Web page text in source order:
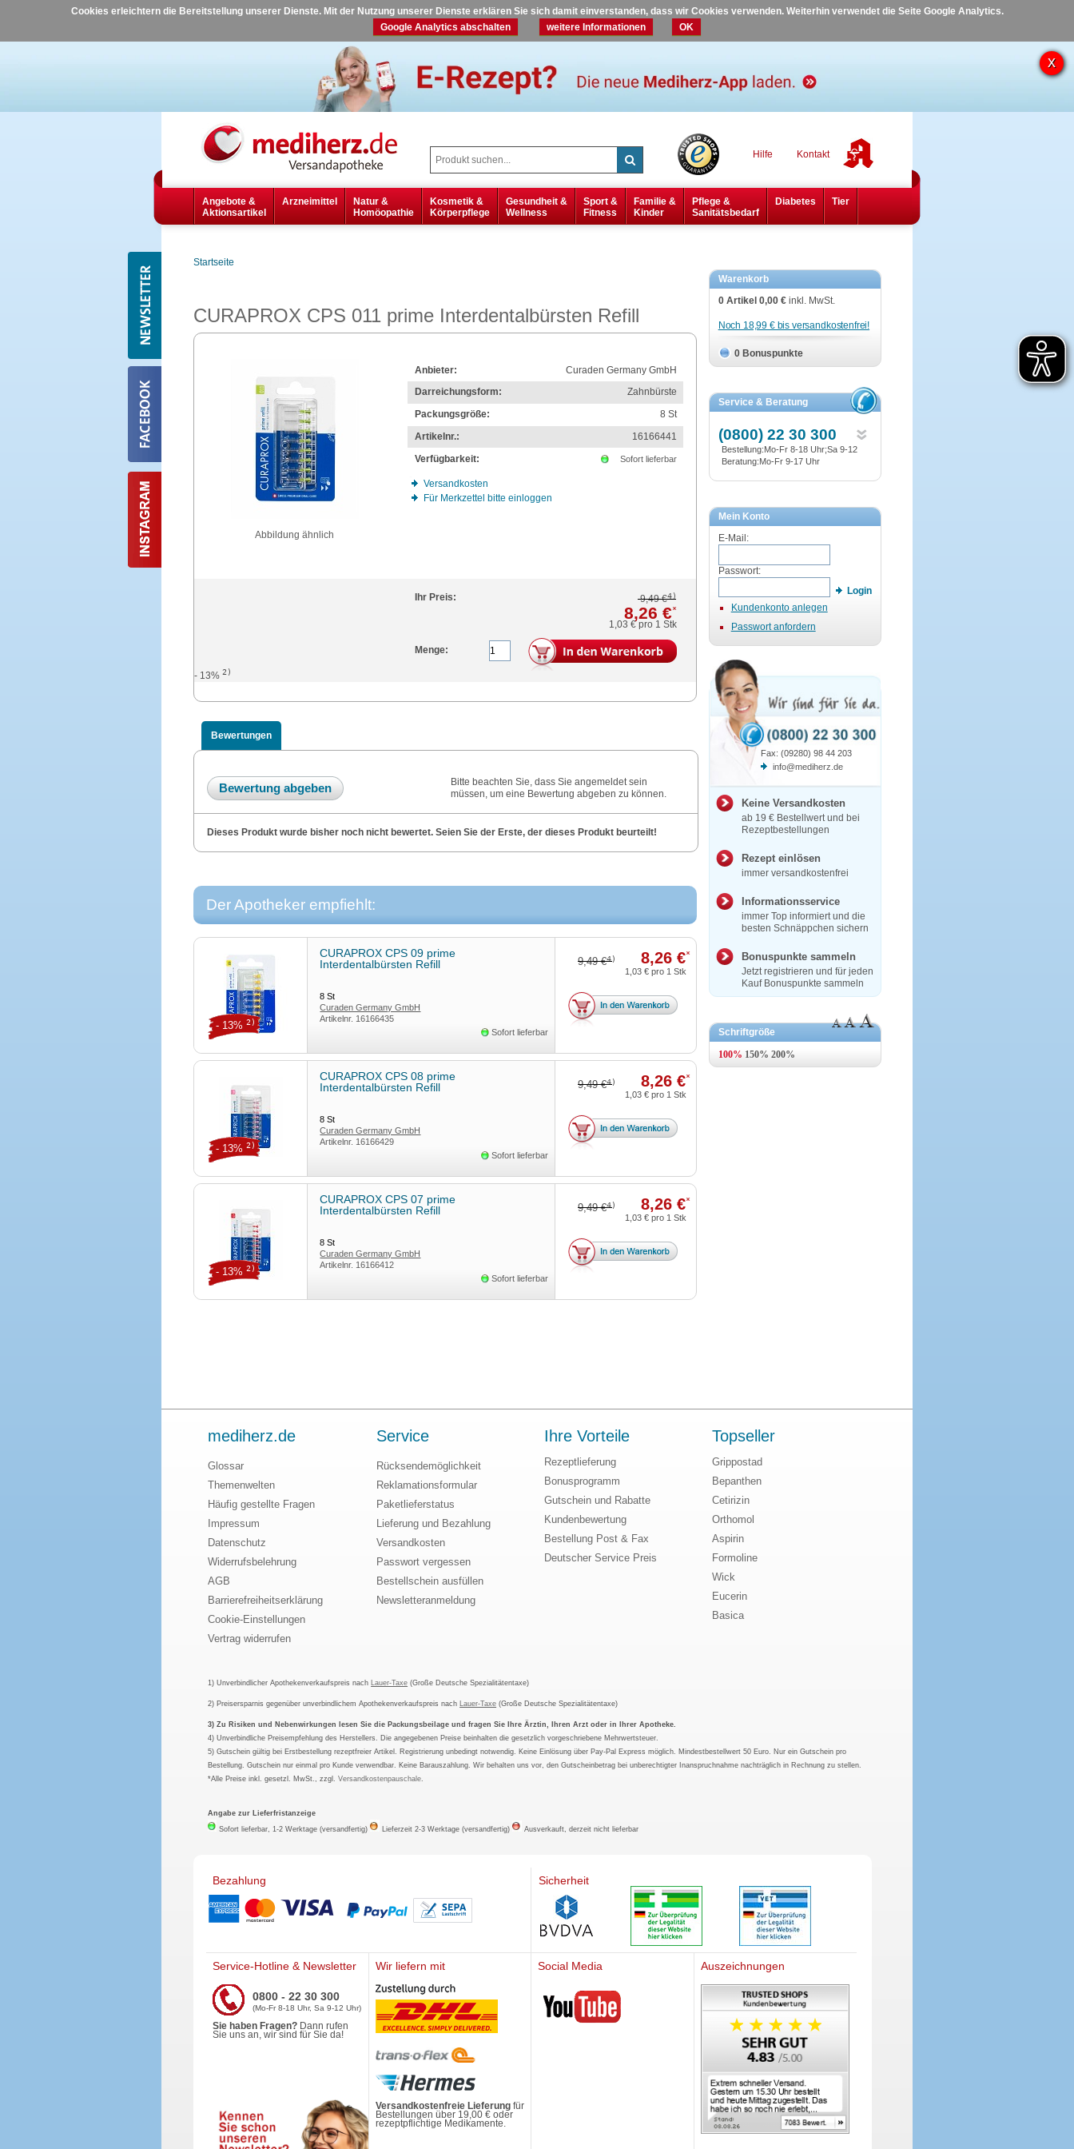
Cookies erleichtern die Bereitstellung unserer Dienste. Mit der Nutzung unserer Dienste erklären Sie sich damit einverstanden, dass wir Cookies verwenden. Weiterhin verwendet die Seite Google Analytics.
Google Analytics abschalten
weitere Informationen OK
Hilfe Kontakt
Angebote &
Aktionsartikel
Arzneimittel
Natur &
Homöopathie
Kosmetik &
Körperpflege
Gesundheit &
Wellness
Sport &
Fitness
Familie &
Kinder
Pflege &
Sanitätsbedarf
Diabetes Tier
Startseite
CURAPROX CPS 011 prime Interdentalbürsten Refill
Abbildung ähnlich
Anbieter:
Curaden Germany GmbH
Darreichungsform:
Zahnbürste
Packungsgröße:
8 St
Artikelnr.:
16166441
Verfügbarkeit:
Sofort lieferbar
Versandkosten
Für Merkzettel bitte einloggen
Ihr Preis: 9,49 €4)
8,26 €*
1,03 €pro 1 Stk
Menge:
- 13% 2)
Bewertungen
Bewertung abgeben
Bitte beachten Sie, dass Sie angemeldet sein
müssen, um eine Bewertung abgeben zu können.
Dieses Produkt wurde bisher noch nicht bewertet. Seien Sie der Erste, der dieses Produkt beurteilt!
Der Apotheker empfiehlt:
CURAPROX CPS 09 prime
Interdentalbürsten Refill
8St
Curaden Germany GmbH
Artikelnr. 16166435
Sofort lieferbar
9,49 €4) 8,26 €*
- 13% 2)
1,03 € pro 1 Stk
CURAPROX CPS 08 prime
Interdentalbürsten Refill
8St
Curaden Germany GmbH
Artikelnr. 16166429
Sofort lieferbar
9,49 €4) 8,26 €*
- 13% 2)
1,03 € pro 1 Stk
CURAPROX CPS 07 prime
Interdentalbürsten Refill
8St
Curaden Germany GmbH
Artikelnr. 16166412
Sofort lieferbar
9,49 €4) 8,26 €*
- 13% 2)
1,03 € pro 1 Stk
Warenkorb
0 Artikel 0,00 € inkl. MwSt.
Noch 18,99 € bis versandkostenfrei!
0 Bonuspunkte
Service & Beratung
(0800) 22 30 300
Bestellung:Mo-Fr 8-18 Uhr;Sa 9-12
Beratung:Mo-Fr 9-17 Uhr
Mein Konto
E-Mail:
Passwort:
Login
Kundenkonto anlegen
Passwort anfordern
Fax: (09280) 98 44 203
info@mediherz.de
Keine Versandkosten
ab 19 € Bestellwert und bei
Rezeptbestellungen
Rezept einlösen
immer versandkostenfrei
Informationsservice
immer Top informiert und die
besten Schnäppchen sichern
Bonuspunkte sammeln
Jetzt registrieren und für jeden
Kauf Bonuspunkte sammeln
Schriftgröße
mediherz.de
Glossar
Themenwelten
Häufig gestellte Fragen
Impressum
Datenschutz
Widerrufsbelehrung
AGB
Barrierefreiheitserklärung
Cookie-Einstellungen
Vertrag widerrufen
Service
Rücksendemöglichkeit
Reklamationsformular
Paketlieferstatus
Lieferung und Bezahlung
Versandkosten
Passwort vergessen
Bestellschein ausfüllen
Newsletteranmeldung
Ihre Vorteile
Rezeptlieferung
Bonusprogramm
Gutschein und Rabatte
Kundenbewertung
Bestellung Post & Fax
Deutscher Service Preis
Topseller
Grippostad
Bepanthen
Cetirizin
Orthomol
Aspirin
Formoline
Wick
Eucerin
Basica
1) Unverbindlicher Apothekenverkaufspreis nach Lauer-Taxe (Große Deutsche Spezialitätentaxe)
2) Preisersparnis gegenüber unverbindlichem Apothekenverkaufspreis nach Lauer-Taxe (Große Deutsche Spezialitätentaxe)
3) Zu Risiken und Nebenwirkungen lesen Sie die Packungsbeilage und fragen Sie Ihre Ärztin, Ihren Arzt oder in Ihrer Apotheke.
4) Unverbindliche Preisempfehlung des Herstellers. Die angegebenen Preise beinhalten die gesetzlich vorgeschriebene Mehrwertsteuer.
5) Gutschein gültig bei Erstbestellung rezeptfreier Artikel. Registrierung unbedingt notwendig. Keine Einlösung über Pay-Pal Express möglich. Mindestbestellwert 50 Euro. Nur ein Gutschein pro
Bestellung. Gutschein nur einmal pro Kunde verwendbar. Keine Barauszahlung. Wir behalten uns vor, den Gutscheinbetrag bei unberechtigter Inanspruchnahme nachträglich in Rechnung zu stellen.
*Alle Preise inkl. gesetzl. MwSt., zzgl.Versandkostenpauschale
Angabe zur Lieferfristanzeige
Sofort lieferbar, 1-2 Werktage (versandfertig)
Lieferzeit 2-3 Werktage (versandfertig) Ausverkauft, derzeit nicht lieferbar
Bezahlung Sicherheit
Service-Hotline & Newsletter
0800 - 22 30 300
(Mo-Fr 8-18 Uhr, Sa 9-12 Uhr)
Sie haben Fragen? Dann rufen
Sie uns an, wir sind für Sie da!
Wir liefern mit
Versandkostenfreie Lieferungfür
Bestellungen über 19,00 € oder
rezeptpflichtige Medikamente.
Social Media
Mediherz
Auszeichnungen